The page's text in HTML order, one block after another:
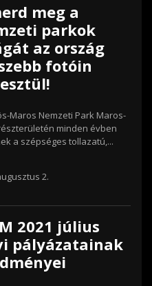
meg a
parkok
az ország
fotóin
Maros Nemzeti Park Maros-
minden évben
a szépséges tollazatú,...
2.
2021 július
pályázatainak